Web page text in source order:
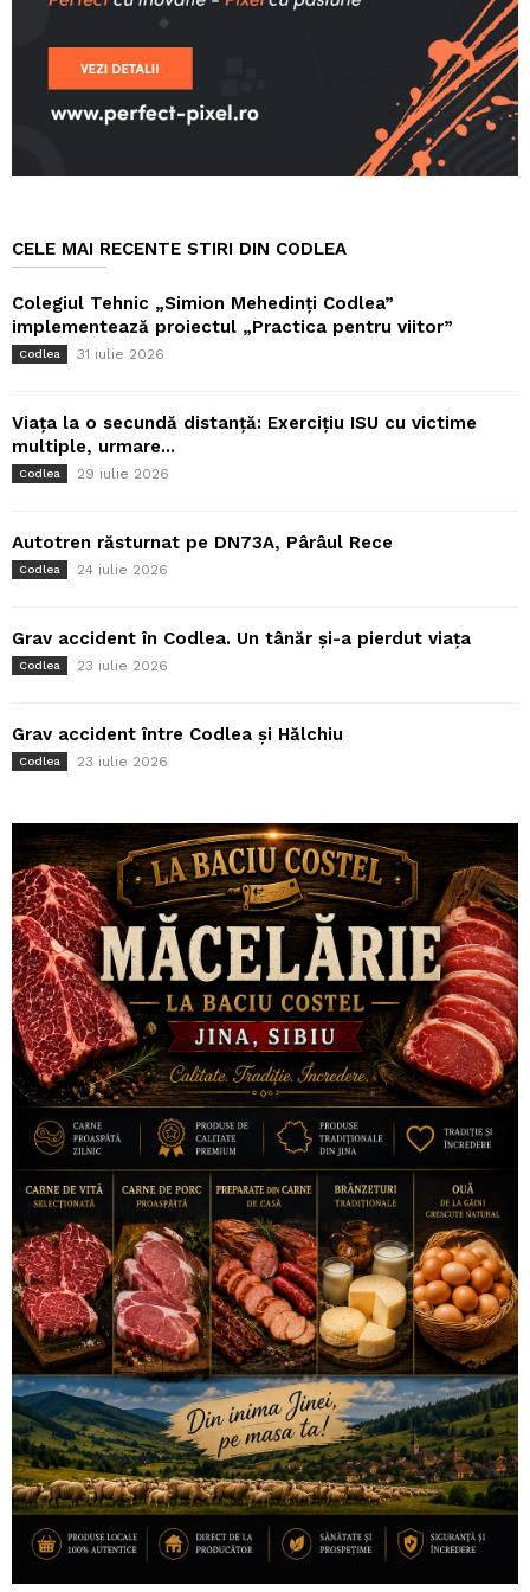
CELE MAI RECENTE STIRI DIN CODLEA
Colegiul Tehnic „Simion Mehedinți Codlea”
implementează proiectul „Practica pentru viitor”
Codlea 31 iulie 2026
Viața la o secundă distanță: Exercițiu ISU cu victime
multiple, urmare...
Codlea 29 iulie 2026
Autotren răsturnat pe DN73A, Pârâul Rece
Codlea 24 iulie 2026
Grav accident în Codlea. Un tânăr și-a pierdut viața
Codlea 23 iulie 2026
Grav accident între Codlea și Hălchiu
Codlea 23 iulie 2026